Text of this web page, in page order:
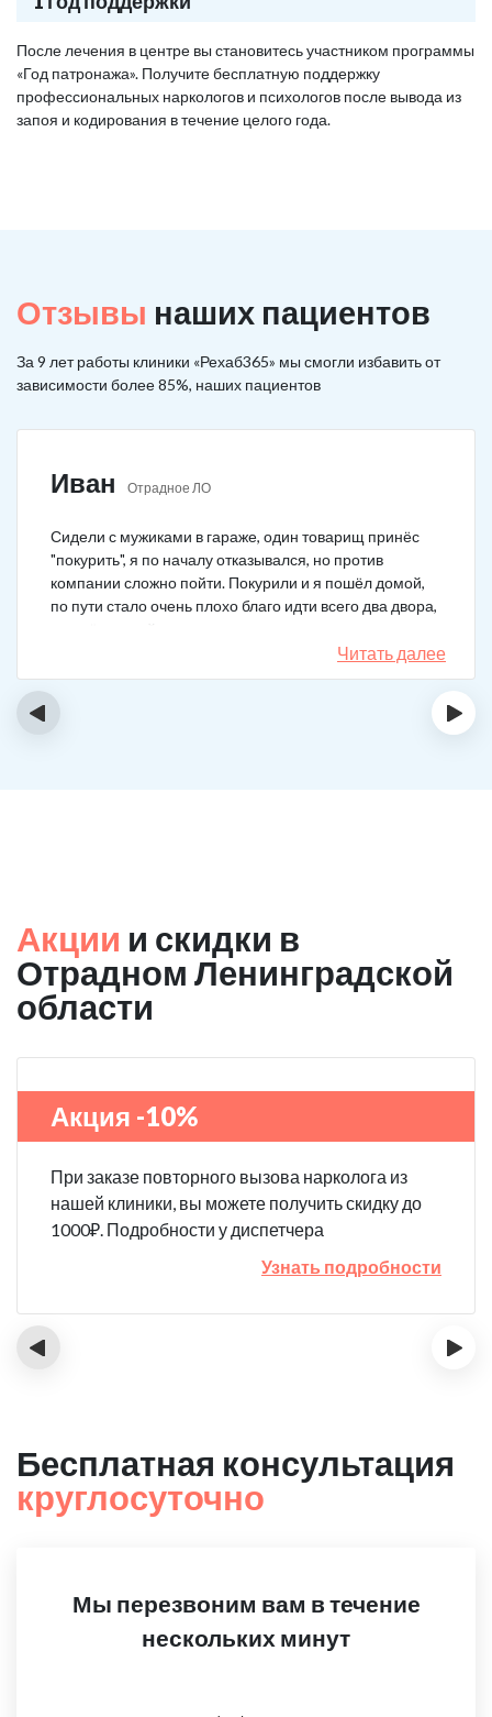
После лечения в центре вы становитесь участником программы
«Год патронажа». Получите бесплатную поддержку
профессиональных наркологов и психологов после вывода из
запоя и кодирования в течение целого года.
Отзывы наших пациентов
За 9 лет работы клиники «Рехаб365» мы смогли избавить от
зависимости более 85%, наших пациентов
Иван Отрадное ЛО
Сидели с мужиками в гараже, один товарищ принёс
"покурить", я по началу отказывался, но против
компании сложно пойти. Покурили и я пошёл домой,
по пути стало очень плохо благо идти всего два двора,
чувствовал что точно, что-то не так. Спасибо большое,
что быстро приехали, поставили капельницу и уже
меня начало отпускать. После оказалось, что товарищ
Читать далее
‹ ›
Акции и скидки в
Отрадном Ленинградской
области
Акция -10%
При заказе повторного вызова нарколога из
нашей клиники, вы можете получить скидку до
1000₽. Подробности у диспетчера
Узнать подробности
‹ ›
Бесплатная консультация
круглосуточно
Мы перезвоним вам в течение
нескольких минут